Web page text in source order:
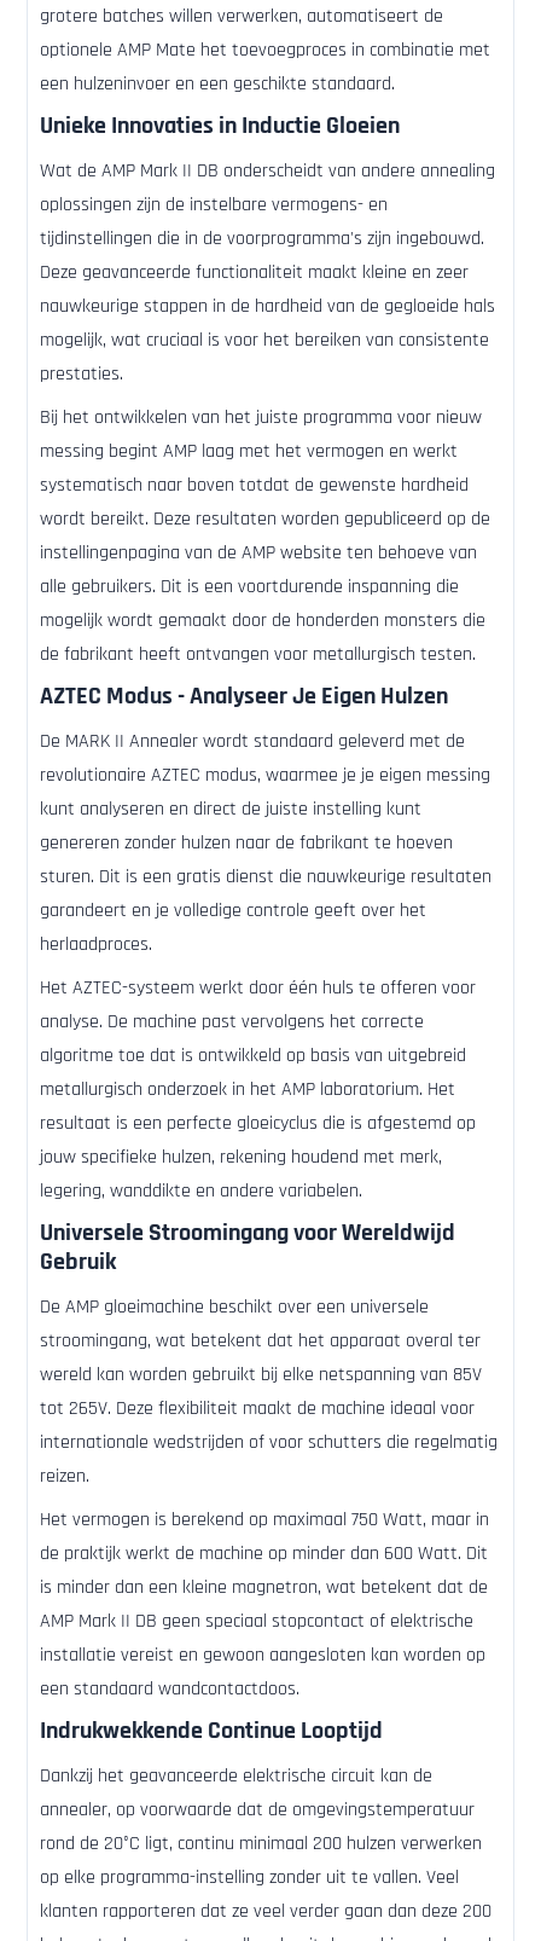
grotere batches willen verwerken, automatiseert de
optionele AMP Mate het toevoegproces in combinatie met
een hulzeninvoer en een geschikte standaard.
Unieke Innovaties in Inductie Gloeien
Wat de AMP Mark II DB onderscheidt van andere annealing
oplossingen zijn de instelbare vermogens- en
tijdinstellingen die in de voorprogramma's zijn ingebouwd.
Deze geavanceerde functionaliteit maakt kleine en zeer
nauwkeurige stappen in de hardheid van de gegloeide hals
mogelijk, wat cruciaal is voor het bereiken van consistente
prestaties.
Bij het ontwikkelen van het juiste programma voor nieuw
messing begint AMP laag met het vermogen en werkt
systematisch naar boven totdat de gewenste hardheid
wordt bereikt. Deze resultaten worden gepubliceerd op de
instellingenpagina van de AMP website ten behoeve van
alle gebruikers. Dit is een voortdurende inspanning die
mogelijk wordt gemaakt door de honderden monsters die
de fabrikant heeft ontvangen voor metallurgisch testen.
AZTEC Modus - Analyseer Je Eigen Hulzen
De MARK II Annealer wordt standaard geleverd met de
revolutionaire AZTEC modus, waarmee je je eigen messing
kunt analyseren en direct de juiste instelling kunt
genereren zonder hulzen naar de fabrikant te hoeven
sturen. Dit is een gratis dienst die nauwkeurige resultaten
garandeert en je volledige controle geeft over het
herlaadproces.
Het AZTEC-systeem werkt door één huls te offeren voor
analyse. De machine past vervolgens het correcte
algoritme toe dat is ontwikkeld op basis van uitgebreid
metallurgisch onderzoek in het AMP laboratorium. Het
resultaat is een perfecte gloeicyclus die is afgestemd op
jouw specifieke hulzen, rekening houdend met merk,
legering, wanddikte en andere variabelen.
Universele Stroomingang voor Wereldwijd
Gebruik
De AMP gloeimachine beschikt over een universele
stroomingang, wat betekent dat het apparaat overal ter
wereld kan worden gebruikt bij elke netspanning van 85V
tot 265V. Deze flexibiliteit maakt de machine ideaal voor
internationale wedstrijden of voor schutters die regelmatig
reizen.
Het vermogen is berekend op maximaal 750 Watt, maar in
de praktijk werkt de machine op minder dan 600 Watt. Dit
is minder dan een kleine magnetron, wat betekent dat de
AMP Mark II DB geen speciaal stopcontact of elektrische
installatie vereist en gewoon aangesloten kan worden op
een standaard wandcontactdoos.
Indrukwekkende Continue Looptijd
Dankzij het geavanceerde elektrische circuit kan de
annealer, op voorwaarde dat de omgevingstemperatuur
rond de 20°C ligt, continu minimaal 200 hulzen verwerken
op elke programma-instelling zonder uit te vallen. Veel
klanten rapporteren dat ze veel verder gaan dan deze 200